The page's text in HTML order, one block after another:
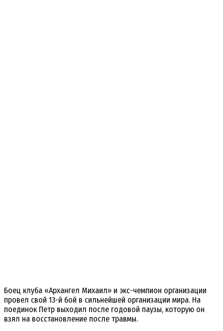
Боец клуба «Архангел Михаил» и экс-чемпион организации
провел свой 13-й бой в сильнейшей организации мира. На
поединок Петр выходил после годовой паузы, которую он
взял на восстановление после травмы.